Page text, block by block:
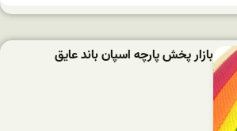
بازار پخش پارچه اسپان باند عایق